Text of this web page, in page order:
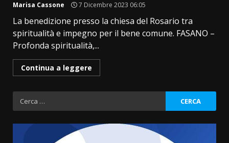
Marisa Cassone 7 Dicembre 2023 06:05
La benedizione presso la chiesa del Rosario tra
spiritualità e impegno per il bene comune. FASANO –
Profonda spiritualità,...
Continua a leggere
Ricerca
per: